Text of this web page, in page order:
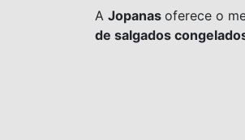
A Jopanas oferece o
de salgados